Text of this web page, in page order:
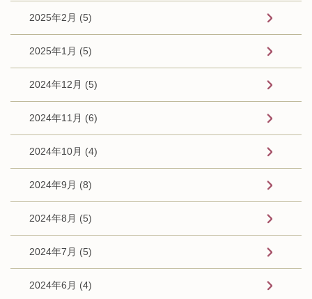
2025年2月 (5)
2025年1月 (5)
2024年12月 (5)
2024年11月 (6)
2024年10月 (4)
2024年9月 (8)
2024年8月 (5)
2024年7月 (5)
2024年6月 (4)